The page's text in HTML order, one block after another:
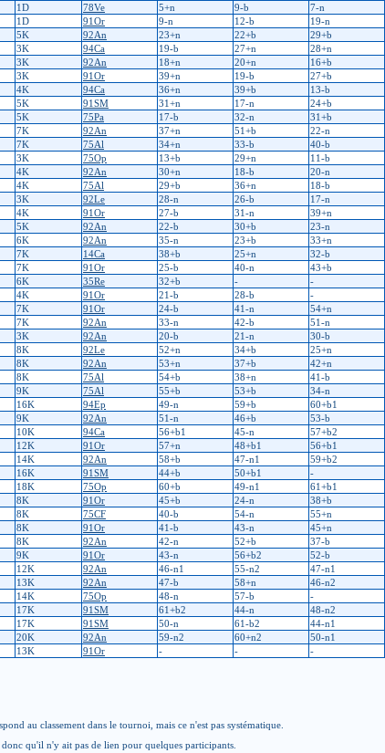
1D 78Ve 5+n 9-b 7-n
1D 91Or 9-n 12-b 19-n
5K 92An 23+n 22+b 29+b
3K 94Ca 19-b 27+n 28+n
3K 92An 18+n 20+n 16+b
3K 91Or 39+n 19-b 27+b
4K 94Ca 36+n 39+b 13-b
5K 91SM 31+n 17-n 24+b
5K 75Pa 17-b 32-n 31+b
7K 92An 37+n 51+b 22-n
7K 75Al 34+n 33-b 40-b
3K 75Op 13+b 29+n 11-b
4K 92An 30+n 18-b 20-n
4K 75Al 29+b 36+n 18-b
3K 92Le 28-n 26-b 17-n
4K 91Or 27-b 31-n 39+n
5K 92An 22-b 30+b 23-n
6K 92An 35-n 23+b 33+n
7K 14Ca 38+b 25+n 32-b
7K 91Or 25-b 40-n 43+b
6K 35Re 32+b - -
4K 91Or 21-b 28-b -
7K 91Or 24-b 41-n 54+n
7K 92An 33-n 42-b 51-n
3K 92An 20-b 21-n 30-b
8K 92Le 52+n 34+b 25+n
8K 92An 53+n 37+b 42+n
8K 75Al 54+b 38+n 41-b
9K 75Al 55+b 53+b 34-n
16K 94Ep 49-n 59+b 60+b1
9K 92An 51-n 46+b 53-b
10K 94Ca 56+b1 45-n 57+b2
12K 91Or 57+n 48+b1 56+b1
14K 92An 58+b 47-n1 59+b2
16K 91SM 44+b 50+b1 -
18K 75Op 60+b 49-n1 61+b1
8K 91Or 45+b 24-n 38+b
8K 75CF 40-b 54-n 55+n
8K 91Or 41-b 43-n 45+n
8K 92An 42-n 52+b 37-b
9K 91Or 43-n 56+b2 52-b
12K 92An 46-n1 55-n2 47-n1
13K 92An 47-b 58+n 46-n2
14K 75Op 48-n 57-b -
17K 91SM 61+b2 44-n 48-n2
17K 91SM 50-n 61-b2 44-n1
20K 92An 59-n2 60+n2 50-n1
13K 91Or - - -
au classement dans le tournoi, mais ce n'est pas systématique.
qu'il n'y ait pas de lien pour quelques participants.